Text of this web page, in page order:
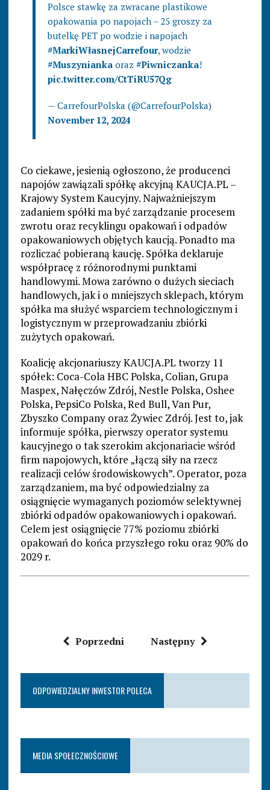
Polsce stawkę za zwracane plastikowe
opakowania po napojach – 25 groszy za
butelkę PET po wodzie i napojach
#MarkiWłasnejCarrefour, wodzie
#Muszyniankaoraz #Piwniczanka!
pic.twitter.com/CtTiRU57Qg
— CarrefourPolska (@CarrefourPolska)
November 12, 2024
Co ciekawe, jesienią ogłoszono, że producenci
napojów zawiązali spółkę akcyjną KAUCJA.PL –
Krajowy System Kaucyjny. Najważniejszym
zadaniem spółki ma być zarządzanie procesem
zwrotu oraz recyklingu opakowań i odpadów
opakowaniowych objętych kaucją. Ponadto ma
rozliczać pobieraną kaucję. Spółka deklaruje
współpracę z różnorodnymi punktami
handlowymi. Mowa zarówno o dużych sieciach
handlowych, jak i o mniejszych sklepach, którym
spółka ma służyć wsparciem technologicznym i
logistycznym w przeprowadzaniu zbiórki
zużytych opakowań.
Koalicję akcjonariuszy KAUCJA.PL tworzy 11
spółek: Coca-Cola HBC Polska, Colian, Grupa
Maspex, Nałęczów Zdrój, Nestle Polska, Oshee
Polska, PepsiCo Polska, Red Bull, Van Pur,
Zbyszko Company oraz Żywiec Zdrój. Jest to, jak
informuje spółka, pierwszy operator systemu
kaucyjnego o tak szerokim akcjonariacie wśród
firm napojowych, które „łączą siły na rzecz
realizacji celów środowiskowych”. Operator, poza
zarządzaniem, ma być odpowiedzialny za
osiągnięcie wymaganych poziomów selektywnej
zbiórki odpadów opakowaniowych i opakowań.
Celem jest osiągnięcie 77% poziomu zbiórki
opakowań do końca przyszłego roku oraz 90% do
2029 r.
Poprzedni Następny
ODPOWIEDZIALNY INWESTOR POLECA
MEDIA SPOŁECZNOŚCIOWE